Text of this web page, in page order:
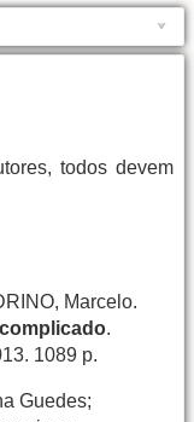
todos devem
Marcelo.
.
1089 p.
Guedes;